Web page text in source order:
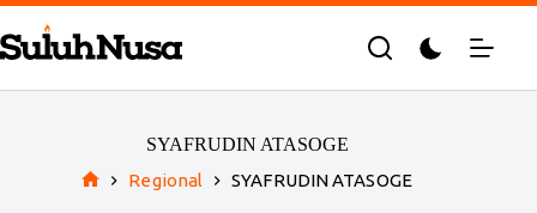
Skip
to
content
SYAFRUDIN ATASOGE
Regional SYAFRUDIN ATASOGE